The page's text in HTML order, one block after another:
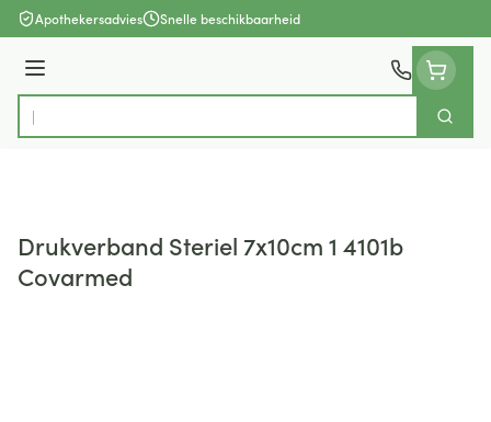
Ga naar de inhoud
Apothekersadvies Snelle beschikbaarheid
Menu
Product, merk, categorie...
Zoek
Drukverband Steriel 7x10cm 1 4101b
Covarmed